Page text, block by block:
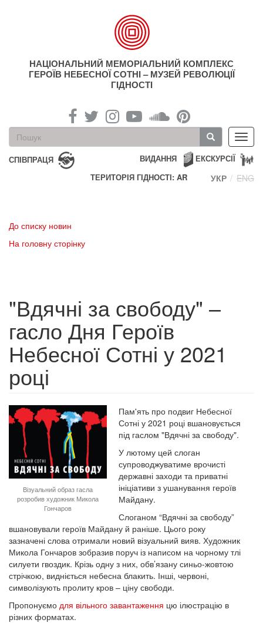
НАЦІОНАЛЬНИЙ МЕМОРІАЛЬНИЙ КОМПЛЕКС
ГЕРОЇВ НЕБЕСНОЇ СОТНІ – МУЗЕЙ РЕВОЛЮЦІЇ
ГІДНОСТІ
Пошукова
форма
Пошук
СПІВПРАЦЯ ЕКСКУРСІЇ
ВИДАННЯ
ТЕРИТОРІЯ ГІДНОСТІ: AR
УКР ENG
До списку новин
На головну сторінку
"Вдячні за свободу" –
гасло Дня Героїв
Небесної Сотні у 2021
році
Візуальний образ гасла
розробив художник Микола
Гончаров
Пам'ять про подвиг Небесної
Сотні у 2021 році вшановується
під гаслом "Вдячні за свободу".
У лютому цей слоган
супроводжуватиме врочисті
державні заходи та приватні
ініціативи з ушанування героїв
Майдану.
Слоганом “Вдячні за свободу”
вшановували героїв Майдану й раніше. Цього року
зазначені слова отримали новий візуальний вияв. Художник
Микола Гончаров зобразив поруч із написом на чорному тлі
силуети гвоздик. Крізь одну з них, обв’язану синьо-жовтою
стрічкою, видніється небесна блакить. Інші, червоні,
символізують пролиту кров – ціну свободи.
Пропонуємо для вільного завантаження цю ілюстрацію в
різних форматах.